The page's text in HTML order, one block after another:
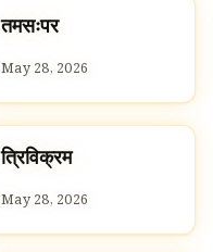
Tत
तमसःपर
May 28, 2026
Tत
त्रिविक्रम
May 28, 2026